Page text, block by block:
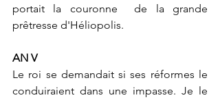
portait la couronne  de la grande
prêtresse d'Héliopolis.
AN V
Le roi se demandait si ses réformes le
conduiraient dans une impasse. Je le